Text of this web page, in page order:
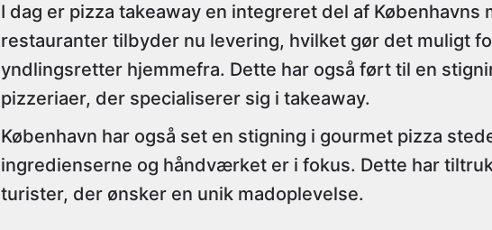
I dag er pizza takeaway en integreret del af Københavns
restauranter tilbyder nu levering, hvilket gør det muligt
yndlingsretter hjemmefra. Dette har også ført til en
pizzeriaer, der specialiserer sig i takeaway.
København har også set en stigning i gourmet pizza
ingredienserne og håndværket er i fokus. Dette har
turister, der ønsker en unik madoplevelse.